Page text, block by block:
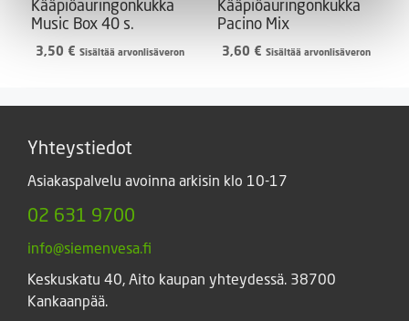
Kääpiöauringonkukka
Music Box 40 s.
3,50 € Sisältää arvonlisäveron
Kääpiöauringonkukka
Pacino Mix
3,60 € Sisältää arvonlisäveron
Yhteystiedot
Asiakaspalvelu avoinna arkisin klo 10-17
02 631 9700
info@siemenvesa.fi
Keskuskatu 40, Aito kaupan yhteydessä. 38700
Kankaanpää.